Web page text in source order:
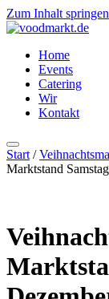
Zum Inhalt springen
Home
Events
Catering
Wir
Kontakt
Start /
Marktstand